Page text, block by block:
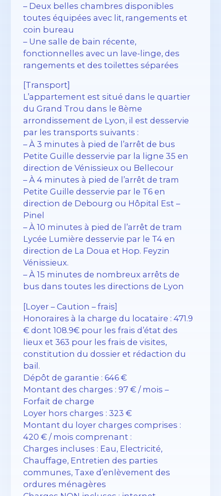
– Deux belles chambres disponibles
toutes équipées avec lit, rangements et
coin bureau
– Une salle de bain récente,
fonctionnelles avec un lave-linge, des
rangements et des toilettes séparées
[Transport]
L’appartement est situé dans le quartier
du Grand Trou dans le 8ème
arrondissement de Lyon, il est desservie
par les transports suivants :
– À 3 minutes à pied de l’arrêt de bus
Petite Guille desservie par la ligne 35 en
direction de Vénissieux ou Bellecour
– À 4 minutes à pied de l’arrêt de tram
Petite Guille desservie par le T6 en
direction de Debourg ou Hôpital Est –
Pinel
– À 10 minutes à pied de l’arrêt de tram
Lycée Lumière desservie par le T4 en
direction de La Doua et Hop. Feyzin
Vénissieux.
– À 15 minutes de nombreux arrêts de
bus dans toutes les directions de Lyon
[Loyer – Caution – frais]
Honoraires à la charge du locataire : 471.9
€ dont 108.9€ pour les frais d’état des
lieux et 363 pour les frais de visites,
constitution du dossier et rédaction du
bail.
Dépôt de garantie : 646 €
Montant des charges : 97 € / mois –
Forfait de charge
Loyer hors charges : 323 €
Montant du loyer charges comprises :
420 € / mois comprenant :
Charges incluses : Eau, Electricité,
Chauffage, Entretien des parties
communes, Taxe d’enlèvement des
ordures ménagères